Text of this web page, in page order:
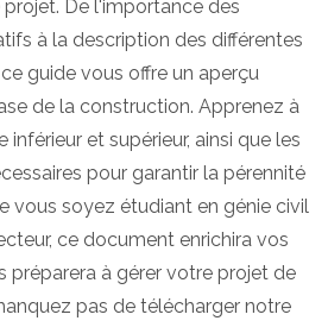
De l'importance des
à la description des différentes
guide vous offre un aperçu
de la construction. Apprenez à
et supérieur, ainsi que les
pour garantir la pérennité
vous soyez étudiant en génie civil
ce document enrichira vos
préparera à gérer votre projet de
pas de télécharger notre